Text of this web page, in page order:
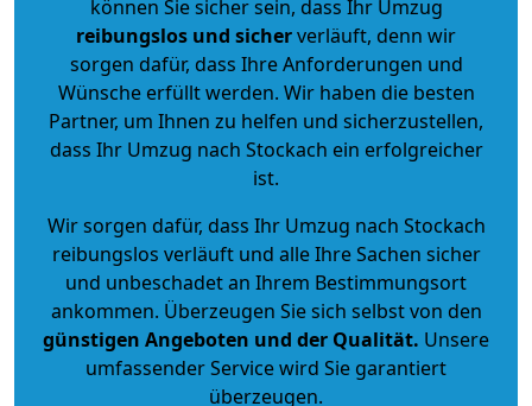
können Sie sicher sein, dass Ihr Umzug
reibungslos und sicherverläuft, denn wir
sorgen dafür, dass Ihre Anforderungen und
Wünsche erfüllt werden. Wir haben die besten
Partner, um Ihnen zu helfen und sicherzustellen,
dass Ihr Umzug nach Stockach ein erfolgreicher
ist.
Wir sorgen dafür, dass Ihr Umzug nach Stockach
reibungslos verläuft und alle Ihre Sachen sicher
und unbeschadet an Ihrem Bestimmungsort
ankommen. Überzeugen Sie sich selbst von den
günstigen Angeboten und der Qualität. Unsere
umfassender Service wird Sie garantiert
überzeugen.